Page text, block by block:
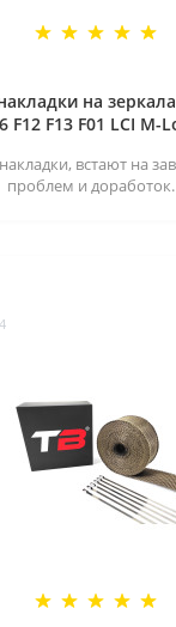
на
F12 F13 F01 LCI M-
встают на
проблем и доработок.